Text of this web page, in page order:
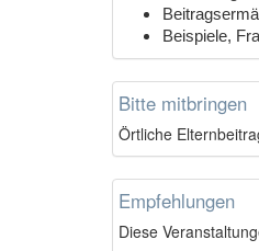
Beispiele,
Bitte mitbringen
Örtliche
Empfehlungen
Diese